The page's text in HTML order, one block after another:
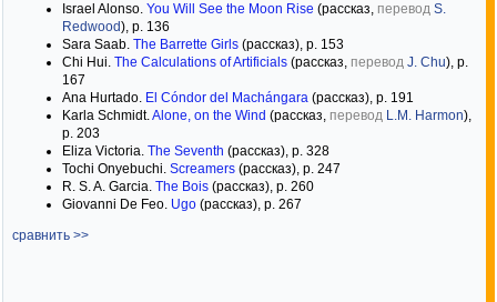
Israel Alonso. You Will See the Moon Rise (рассказ, перевод S.
Redwood), p. 136
Sara Saab. The Barrette Girls (рассказ), p. 153
Chi Hui. The Calculations of Artificials (рассказ, перевод J. Chu), p.
167
Ana Hurtado. El Cóndor del Machángara (рассказ), p. 191
Karla Schmidt.Alone, on the Wind (рассказ, перевод L.M. Harmon),
p. 203
Eliza Victoria. The Seventh (рассказ), p. 328
Tochi Onyebuchi. Screamers (рассказ), p. 247
R. S. A. Garcia. The Bois (рассказ), p. 260
Giovanni De Feo. Ugo (рассказ), p. 267
сравнить >>